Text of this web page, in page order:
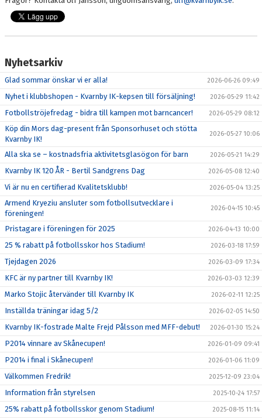
Nyhetsarkiv
Glad sommar önskar vi er alla! 2026-06-26 09:49
Nyhet i klubbshopen - Kvarnby IK-kepsen till försäljning! 2026-05-29 11:42
Fotbollströjefredag - bidra till kampen mot barncancer! 2026-05-29 08:12
Köp din Mors dag-present från Sponsorhuset och stötta
Kvarnby IK!
2026-05-27 10:06
Alla ska se – kostnadsfria aktivitetsglasögon för barn 2026-05-21 14:29
Kvarnby IK 120 ÅR - Bertil Sandgrens Dag 2026-05-08 12:40
Vi är nu en certifierad Kvalitetsklubb! 2026-05-04 13:25
Armend Kryeziu ansluter som fotbollsutvecklare i
föreningen!
2026-04-15 10:45
Pristagare i föreningen för 2025 2026-04-13 10:00
25 % rabatt på fotbollsskor hos Stadium! 2026-03-18 17:59
Tjejdagen 2026 2026-03-09 17:34
KFC är ny partner till Kvarnby IK! 2026-03-03 12:39
Marko Stojic återvänder till Kvarnby IK 2026-02-11 12:25
Inställda träningar idag 5/2 2026-02-05 14:50
Kvarnby IK-fostrade Malte Frejd Pålsson med MFF-debut! 2026-01-30 15:24
P2014 vinnare av Skånecupen! 2026-01-09 09:41
P2014 i final i Skånecupen! 2026-01-06 11:09
Välkommen Fredrik! 2025-12-09 23:04
Information från styrelsen 2025-10-24 17:57
25% rabatt på fotbollsskor genom Stadium! 2025-08-15 11:14